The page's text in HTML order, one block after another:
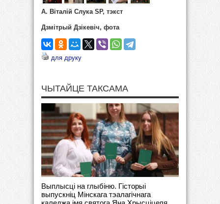
А. Віталій Слука SP, тэкст
Дзмітрый Дзікевіч, фота
для друку
ЧЫТАЙЦЕ ТАКСАМА
Выплысці на глыбіню. Гісторыі
выпускніц Мінскага тэалагічнага